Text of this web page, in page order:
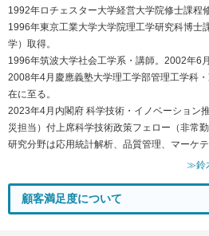
1992年ロチェスター大学経営大学院修士課程修
1996年東京工業大学大学院理工学研究科博士
学）取得。
1996年筑波大学社会工学系・講師。2002年6
2008年4月慶應義塾大学理工学部管理工学科
在に至る。
2023年4月内閣府 科学技術・イノベーション
災担当）付上席科学技術政策フェロー（非常勤
研究分野は応用統計解析、品質管理、マーケテ
≫鈴
顧客満足度について